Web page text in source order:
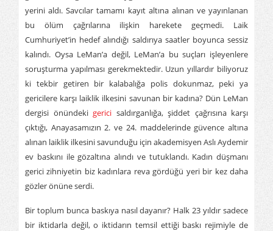
yerini aldı. Savcılar tamamı kayıt altına alınan ve yayınlanan
bu ölüm çağrılarına ilişkin harekete geçmedi. Laik
Cumhuriyet’in hedef alındığı saldırıya saatler boyunca sessiz
kalındı. Oysa LeMan’a değil, LeMan’a bu suçları işleyenlere
soruşturma yapılması gerekmektedir. Uzun yıllardır biliyoruz
ki tekbir getiren bir kalabalığa polis dokunmaz, peki ya
gericilere karşı laiklik ilkesini savunan bir kadına? Dün LeMan
dergisi önündeki gerici saldırganlığa, şiddet çağrısına karşı
çıktığı, Anayasamızın 2. ve 24. maddelerinde güvence altına
alınan laiklik ilkesini savunduğu için akademisyen Aslı Aydemir
ev baskını ile gözaltına alındı ve tutuklandı. Kadın düşmanı
gerici zihniyetin biz kadınlara reva gördüğü yeri bir kez daha
gözler önüne serdi.
Bir toplum bunca baskıya nasıl dayanır? Halk 23 yıldır sadece
bir iktidarla değil, o iktidarın temsil ettiği baskı rejimiyle de